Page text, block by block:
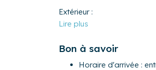
Extérieur :
- Un jardin de 150 m²
pourrez bénéficier à
boutiques, restaurants,
Bon à savoir
Horaire d'arrivée :